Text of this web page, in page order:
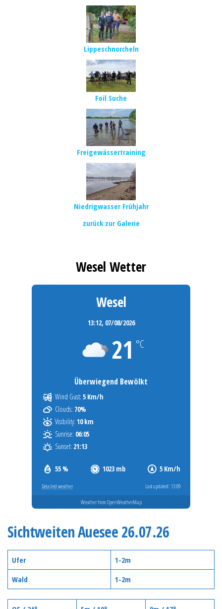
Lippeschnorcheln
Foil Suche
Freigewässertraining
Niedrigwasser Frühjahr
zurück zur Galerie
Wesel Wetter
Wesel
13:12, 07/08/2026
21 °C
Überwiegend Bewölkt
55 % 1023 mb 5 Km/h
Wind Gust: 5 Km/h
Clouds: 70%
Visibility: 10 km
Sunrise: 06:05
Sunset: 21:13
Detailed weather Last updated: 13:09
Weather from OpenWeatherMap
Sichtweiten Auesee 26.07.26
Ufer
1-2m
Wald
1-2m